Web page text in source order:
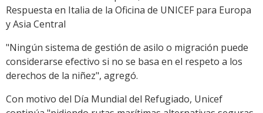
Respuesta en Italia de la Oficina de UNICEF para Europa
y Asia Central
"Ningún sistema de gestión de asilo o migración puede
considerarse efectivo si no se basa en el respeto a los
derechos de la niñez", agregó.
Con motivo del Día Mundial del Refugiado, Unicef